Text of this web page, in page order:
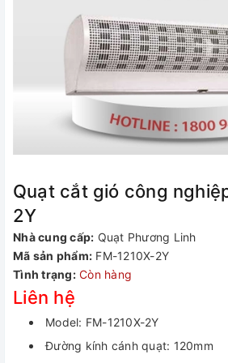
Quạt cắt gió công
2Y
Nhà cung cấp: Quạt Phương Linh
Mã sản phẩm: FM-1210X-2Y
Tình trạng: Còn hàng
Liên hệ
Model: FM-1210X-2Y
Đường kính cánh quạt: 120mm